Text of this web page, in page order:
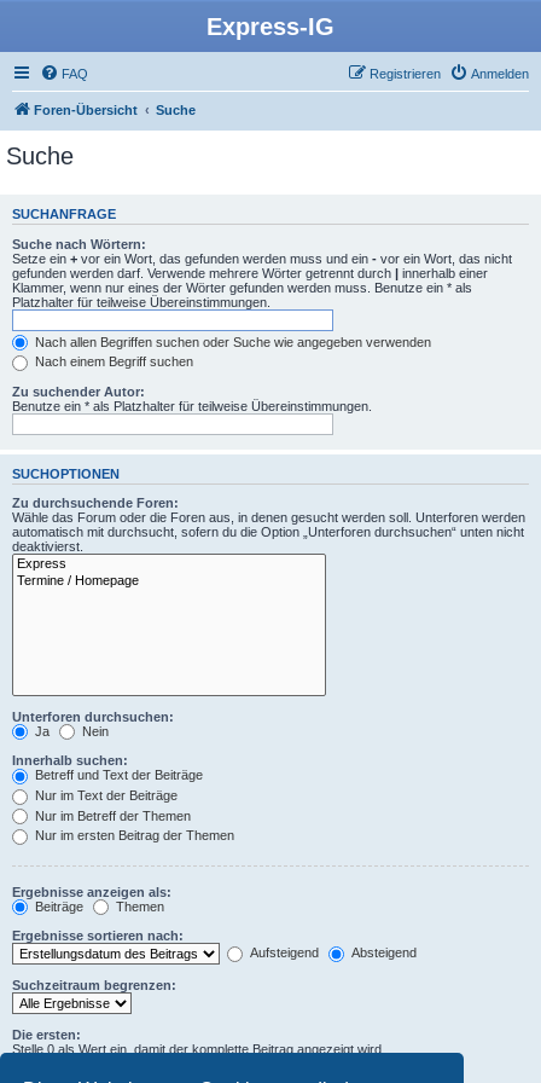
Express-IG
FAQ Anmelden
Registrieren
Foren-Übersicht Suche
Suche
SUCHANFRAGE
Suche nach Wörtern:
Setze ein + vor ein Wort, das gefunden werden muss und ein - vor ein Wort, das nicht
gefunden werden darf. Verwende mehrere Wörter getrennt durch | innerhalb einer
Klammer, wenn nur eines der Wörter gefunden werden muss. Benutze ein * als
Platzhalter für teilweise Übereinstimmungen.
Nach allen Begriffen suchen oder Suche wie angegeben verwenden
Nach einem Begriff suchen
Zu suchender Autor:
Benutze ein * als Platzhalter für teilweise Übereinstimmungen.
SUCHOPTIONEN
Zu durchsuchende Foren:
Wähle das Forum oder die Foren aus, in denen gesucht werden soll. Unterforen werden
automatisch mit durchsucht, sofern du die Option „Unterforen durchsuchen“ unten nicht
deaktivierst.
Unterforen durchsuchen:
Ja
Nein
Innerhalb suchen:
Betreff und Text der Beiträge
Nur im Text der Beiträge
Nur im Betreff der Themen
Nur im ersten Beitrag der Themen
Ergebnisse anzeigen als:
Beiträge
Themen
Ergebnisse sortieren nach:
Aufsteigend
Absteigend
Suchzeitraum begrenzen:
Die ersten:
Stelle 0 als Wert ein, damit der komplette Beitrag angezeigt wird.